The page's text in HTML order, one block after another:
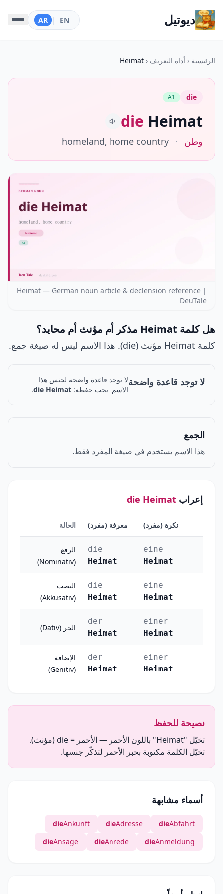
ديوتيل EN
|
AR
الرئيسية ‹ أداة التعريف ‹
Heimat
die
A1
die Heimat
وطن ·
homeland, home country
Heimat — German noun article & declension reference |
DeuTale
هل كلمة Heimat مذكر أم مؤنث أم محايد؟
كلمة Heimat مؤنث (die). هذا الاسم ليس له صيغة جمع.
لا توجد قاعدة واضحةلا توجد قاعدة واضحة لجنس هذا
الاسم. يجب حفظه: die Heimat
.
الجمع
هذا الاسم يستخدم في صيغة المفرد فقط.
إعراب die Heimat
الحالة معرفة (مفرد) نكرة (مفرد)
الرفع
(Nominativ)
die
Heimat
eine
Heimat
النصب
(Akkusativ)
die
Heimat
eine
Heimat
الجر (Dativ)
der
Heimat
einer
Heimat
الإضافة
(Genitiv)
der
Heimat
einer
Heimat
نصيحة للحفظ
تخيّل "Heimat" باللون الأحمر — الأحمر = die (مؤنث).
تخيّل الكلمة مكتوبة بحبر الأحمر لتذكّر جنسها.
أسماء مشابهة
dieAbfahrt
dieAdresse
dieAnkunft
dieAnmeldung
dieAnrede
dieAnsage